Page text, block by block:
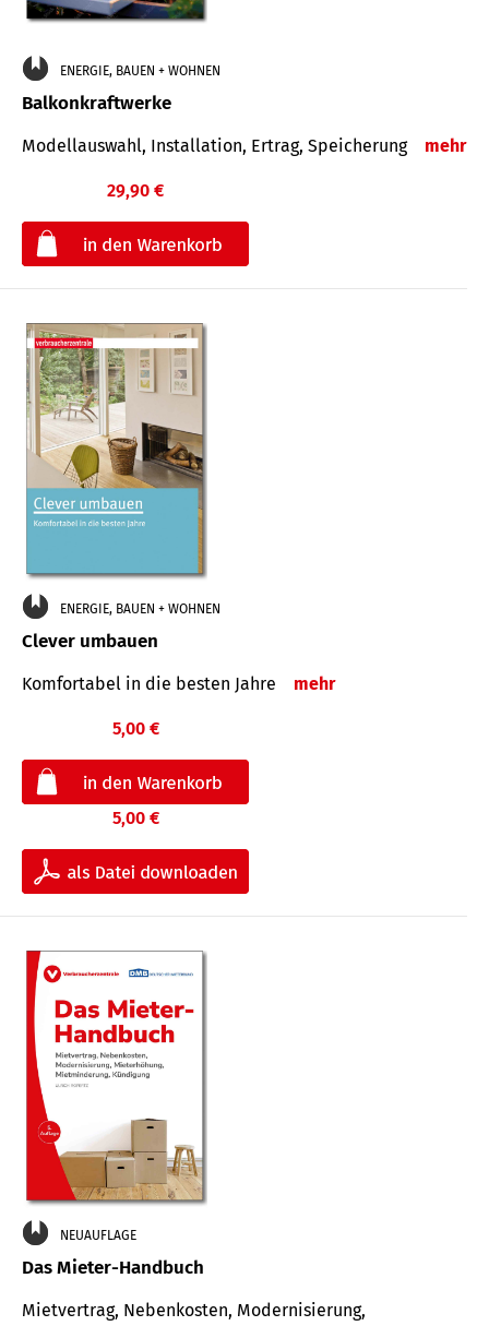
ENERGIE, BAUEN + WOHNEN
Balkonkraftwerke
Modellauswahl, Installation, Ertrag, Speicherung mehr
29,90 €
ENERGIE, BAUEN + WOHNEN
Clever umbauen
Komfortabel in die besten Jahre mehr
5,00 €
5,00 €
NEUAUFLAGE
Das Mieter-Handbuch
Mietvertrag, Nebenkosten, Modernisierung,